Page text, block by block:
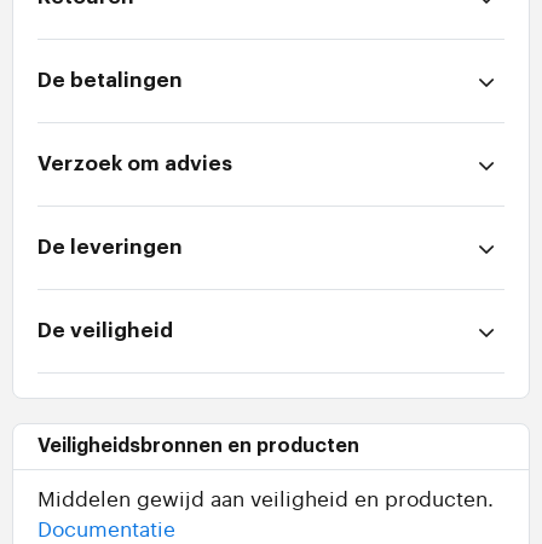
De betalingen
Verzoek om advies
De leveringen
De veiligheid
Veiligheidsbronnen en producten
Middelen gewijd aan veiligheid en producten.
Documentatie